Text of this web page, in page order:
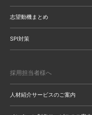
志望動機まとめ
SPI対策
採用担当者様へ
人材紹介サービスのご案内